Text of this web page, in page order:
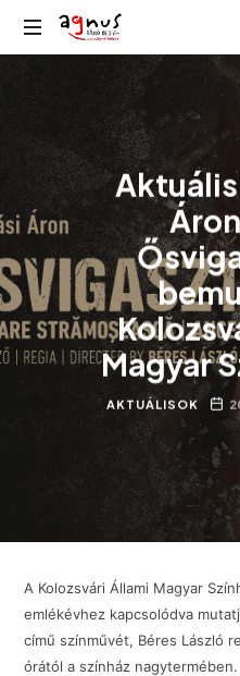
Agnus
Rádió
rádiója
Aktuális
Magyar
AKTUÁLISOK
A Kolozsvári Állami Magyar
emlékévhez kapcsolódva
című színművét, Béres László
órától a színház